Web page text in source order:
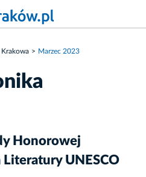
Marzec 2023
Honorowej
Literatury UNESCO